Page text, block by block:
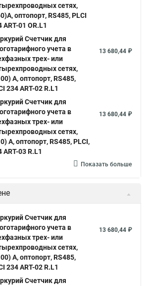
сетях,
оптопорт, RS485, PLСI
ART-01 OR.L1
Счетчик для
учета в
трех- или
сетях,
А, оптопорт, RS485,
234 ART-02 R.L1
13 680,44 ₽
Счетчик для
учета в
трех- или
сетях,
А, оптопорт, RS485, PLСI,
ART-03 R.L1
13 680,44 ₽
Показать больше
Счетчик для
учета в
трех- или
сетях,
А, оптопорт, RS485,
234 ART-02 R.L1
13 680,44 ₽
Счетчик для